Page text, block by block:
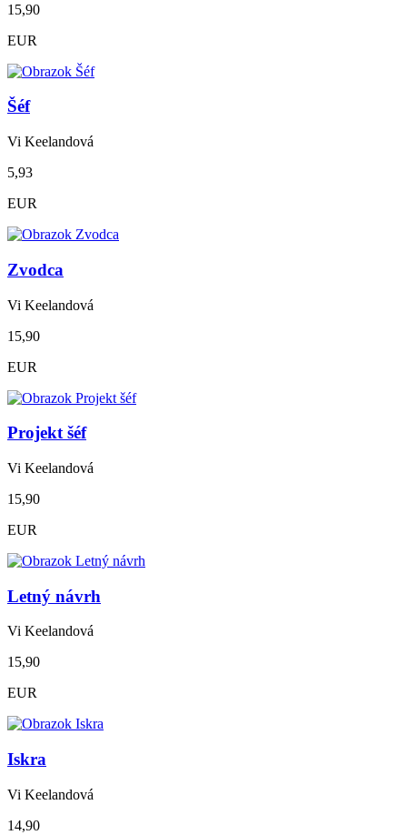
15,90
EUR
Šéf
Vi Keelandová
5,93
EUR
Zvodca
Vi Keelandová
15,90
EUR
Projekt šéf
Vi Keelandová
15,90
EUR
Letný návrh
Vi Keelandová
15,90
EUR
Iskra
Vi Keelandová
14,90